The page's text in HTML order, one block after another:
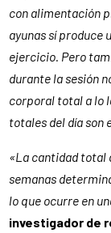
con alimentación
ayunas sí produce
ejercicio. Pero
durante la sesión
corporal total a lo
totales del día son
«La cantidad total
semanas
lo que ocurre en
investigador de